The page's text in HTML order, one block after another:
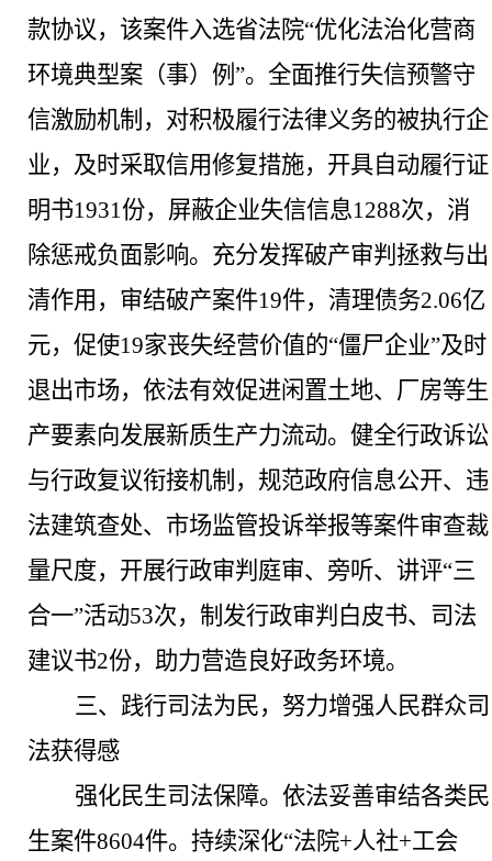
款协议，该案件入选省法院“优化法治化营商
环境典型案（事）例”。全面推行失信预警守
信激励机制，对积极履行法律义务的被执行企
业，及时采取信用修复措施，开具自动履行证
明书1931份，屏蔽企业失信信息1288次，消
除惩戒负面影响。充分发挥破产审判拯救与出
清作用，审结破产案件19件，清理债务2.06亿
元，促使19家丧失经营价值的“僵尸企业”及时
退出市场，依法有效促进闲置土地、厂房等生
产要素向发展新质生产力流动。健全行政诉讼
与行政复议衔接机制，规范政府信息公开、违
法建筑查处、市场监管投诉举报等案件审查裁
量尺度，开展行政审判庭审、旁听、讲评“三
合一”活动53次，制发行政审判白皮书、司法
建议书2份，助力营造良好政务环境。
三、践行司法为民，努力增强人民群众司
法获得感
强化民生司法保障。 依法妥善审结各类民
生案件8604件。持续深化“法院+人社+工会